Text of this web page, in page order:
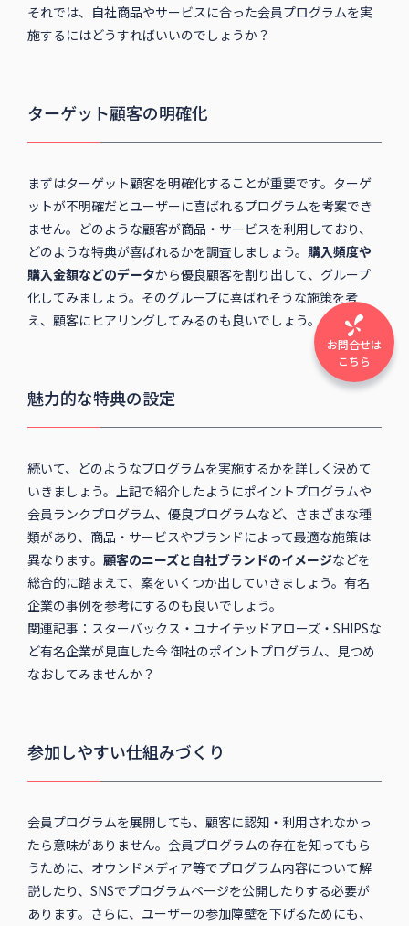
それでは、自社商品やサービスに合った会員プログラムを実
施するにはどうすればいいのでしょうか？
ターゲット顧客の明確化
まずはターゲット顧客を明確化することが重要です。ターゲ
ットが不明確だとユーザーに喜ばれるプログラムを考案でき
ません。どのような顧客が商品・サービスを利用しており、
どのような特典が喜ばれるかを調査しましょう。 購入頻度や
購入金額などのデータから優良顧客を割り出して、グループ
化してみましょう。そのグループに喜ばれそうな施策を考
え、顧客にヒアリングしてみるのも良いでしょう。
魅力的な特典の設定
続いて、どのようなプログラムを実施するかを詳しく決めて
いきましょう。上記で紹介したようにポイントプログラムや
会員ランクプログラム、優良プログラムなど、さまざまな種
類があり、商品・サービスやブランドによって最適な施策は
異なります。 顧客のニーズと自社ブランドのイメージなどを
総合的に踏まえて、案をいくつか出していきましょう。有名
企業の事例を参考にするのも良いでしょう。
関連記事：スターバックス・ユナイテッドアローズ・SHIPSな
ど有名企業が見直した今 御社のポイントプログラム、見つめ
なおしてみませんか？
参加しやすい仕組みづくり
会員プログラムを展開しても、顧客に認知・利用されなかっ
たら意味がありません。会員プログラムの存在を知ってもら
うために、オウンドメディア等でプログラム内容について解
説したり、SNSでプログラムページを公開したりする必要が
あります。さらに、ユーザーの参加障壁を下げるためにも、
お問合せは
こちら